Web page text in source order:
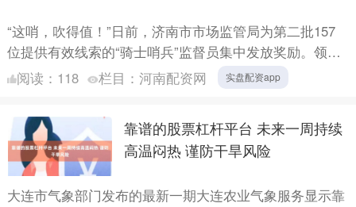
“这哨，吹得值！”日前，济南市市场监管局为第二批157
位提供有效线索的“骑士哨兵”监督员集中发放奖励。领奖
的他们，笑容朴实而自豪。 自今年2月全市外卖骑手被聘
阅读： 118 栏目： 河南配资网 实盘配资app
靠谱的股票杠杆平台 未来一周持续
高温闷热 谨防干旱风险
大连市气象部门发布的最新一期大连农业气象服务显示靠